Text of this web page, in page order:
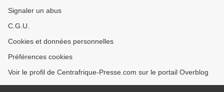
Signaler un abus
C.G.U.
Cookies et données personnelles
Préférences cookies
Voir le profil de Centrafrique-Presse.com sur le portail Overblog